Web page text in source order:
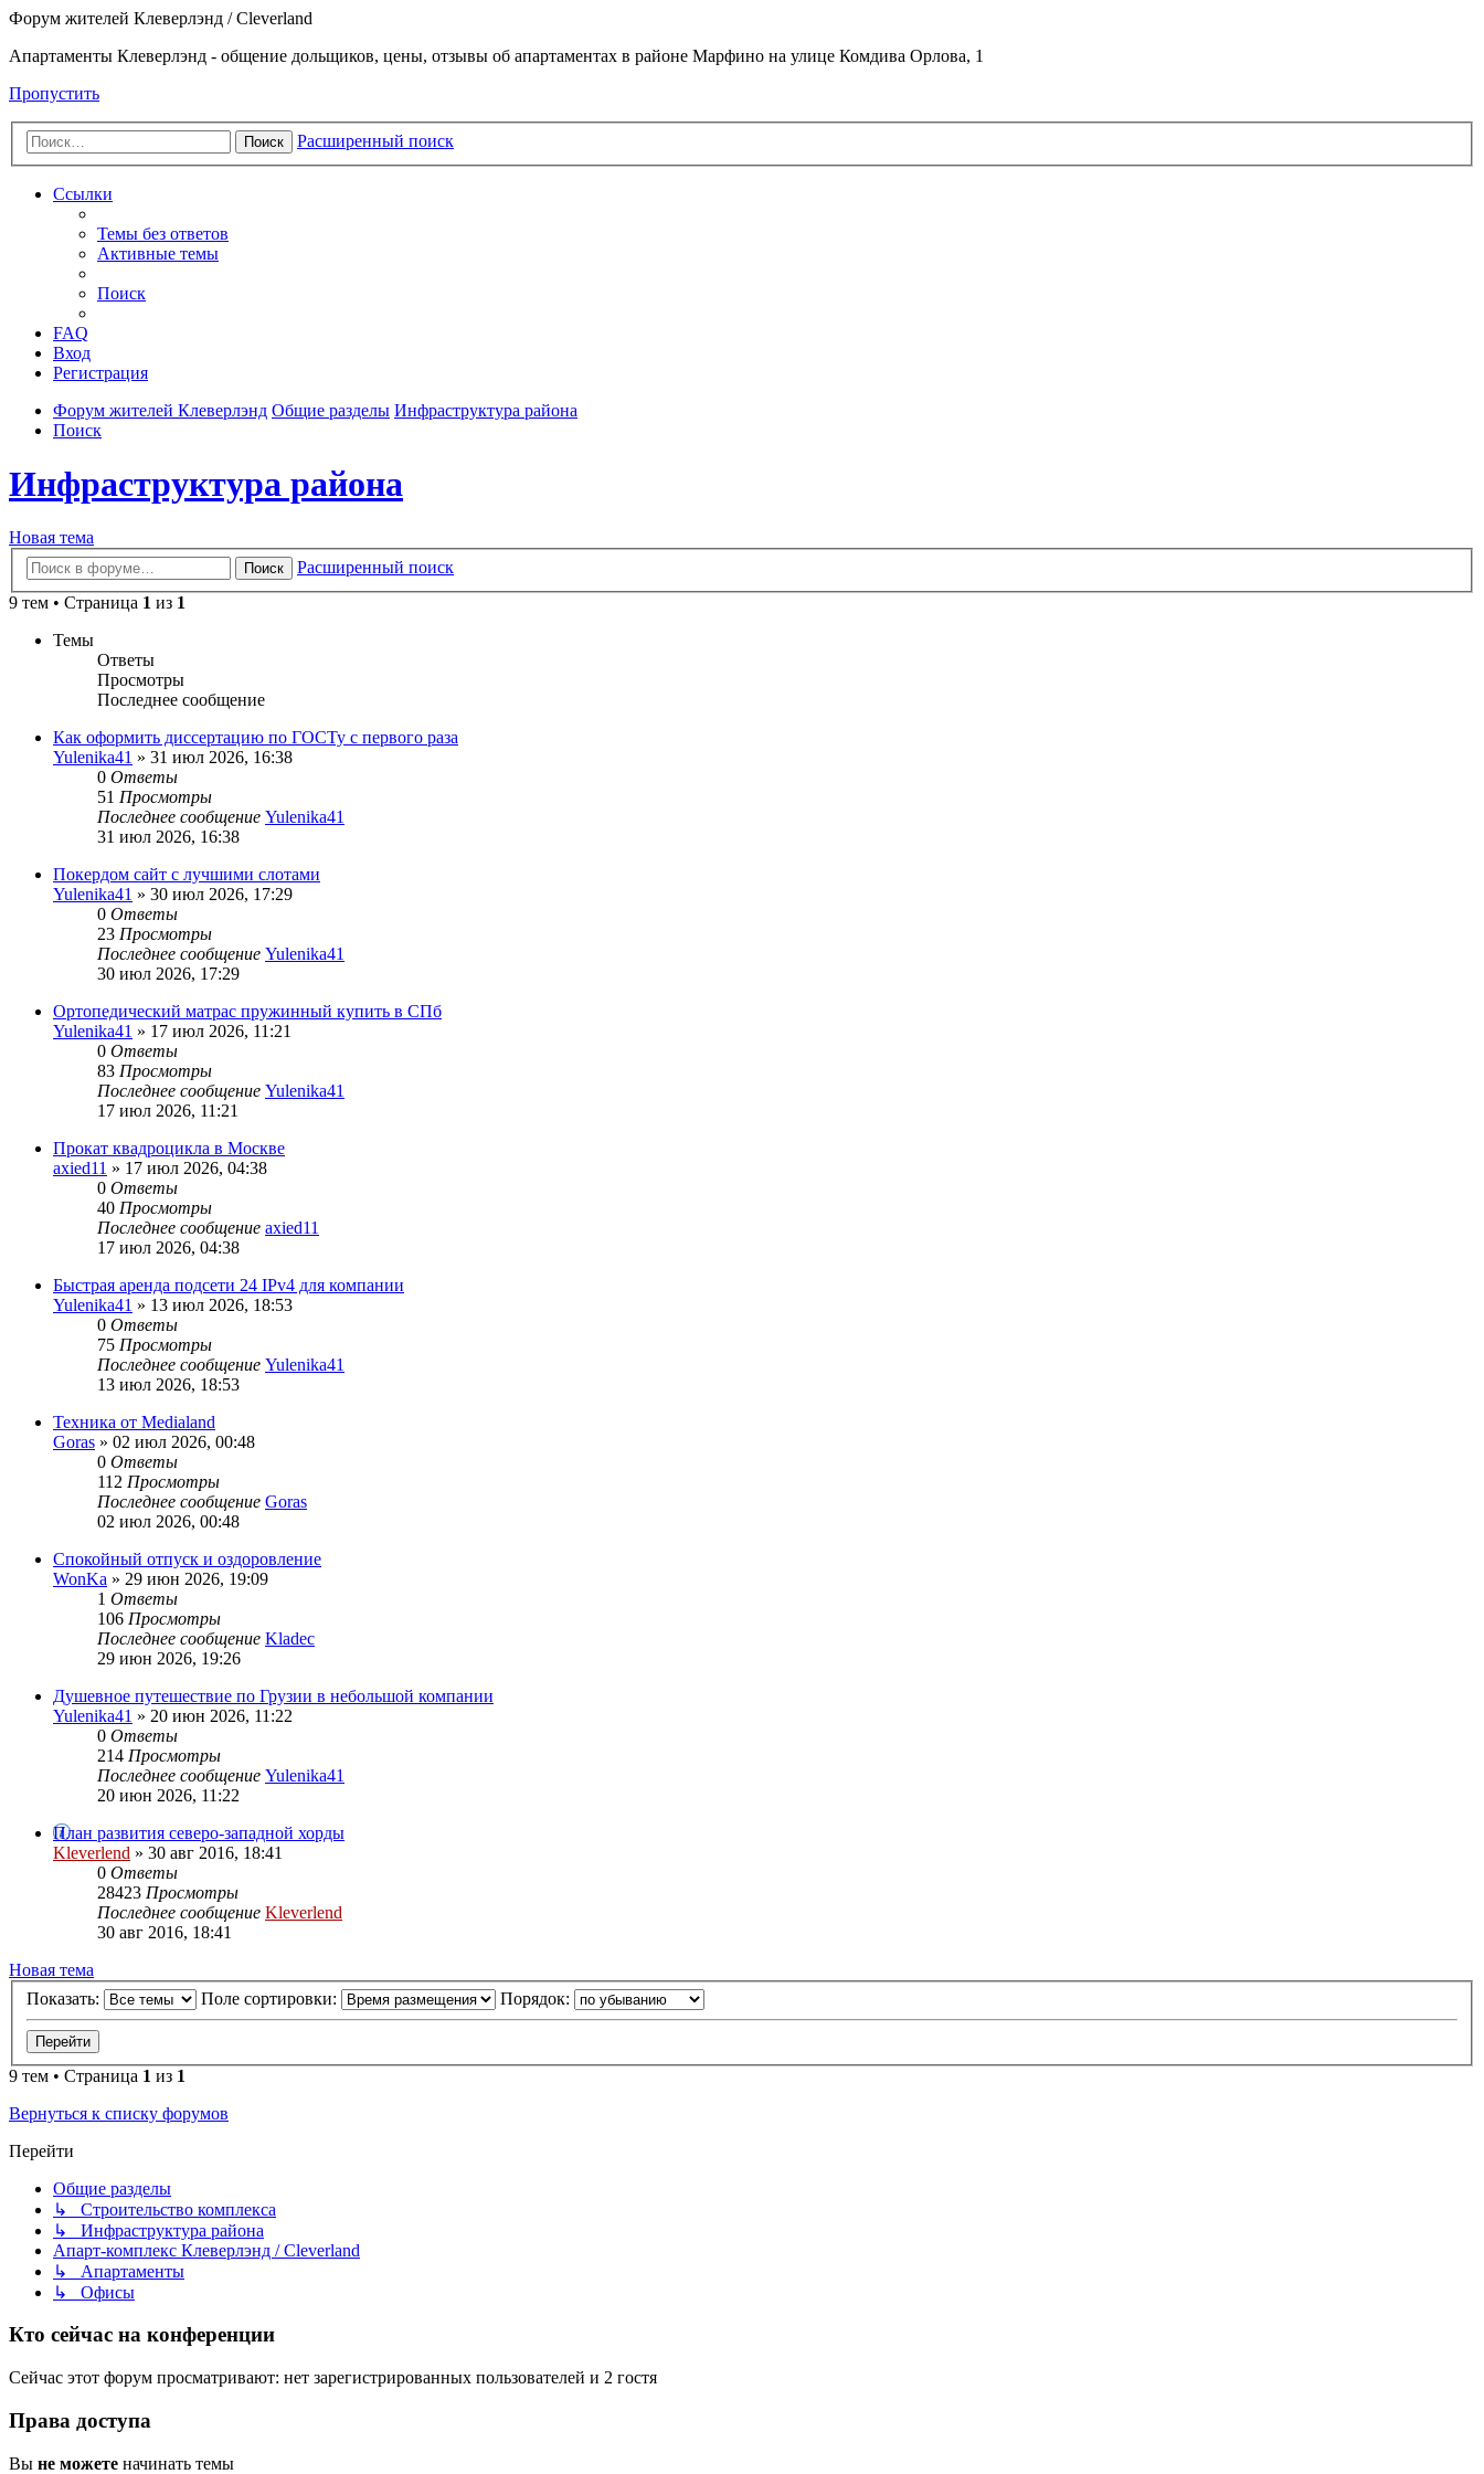
Форум жителей Клеверлэнд / Cleverland
Апартаменты Клеверлэнд - общение дольщиков, цены, отзывы об апартаментах в районе Марфино на улице Комдива Орлова, 1
Пропустить
Поиск Расширенный поиск
Ссылки
Темы без ответов
Активные темы
Поиск
FAQ
Вход
Регистрация
Форум жителей Клеверлэнд Общие разделы Инфраструктура района
Поиск
Инфраструктура района
Новая тема
Поиск
Расширенный поиск
9 тем • Страница 1 из 1
Темы
Ответы
Просмотры
Последнее сообщение
Как оформить диссертацию по ГОСТу с первого раза
Yulenika41 » 31 июл 2026, 16:38
0 Ответы
51 Просмотры
Последнее сообщение Yulenika41
31 июл 2026, 16:38
Покердом сайт с лучшими слотами
Yulenika41 » 30 июл 2026, 17:29
0 Ответы
23 Просмотры
Последнее сообщение Yulenika41
30 июл 2026, 17:29
Ортопедический матрас пружинный купить в СПб
Yulenika41 » 17 июл 2026, 11:21
0 Ответы
83 Просмотры
Последнее сообщение Yulenika41
17 июл 2026, 11:21
Прокат квадроцикла в Москве
axied11 » 17 июл 2026, 04:38
0 Ответы
40 Просмотры
Последнее сообщение axied11
17 июл 2026, 04:38
Быстрая аренда подсети 24 IPv4 для компании
Yulenika41 » 13 июл 2026, 18:53
0 Ответы
75 Просмотры
Последнее сообщение Yulenika41
13 июл 2026, 18:53
Техника от Medialand
Goras » 02 июл 2026, 00:48
0 Ответы
112 Просмотры
Последнее сообщение Goras
02 июл 2026, 00:48
Спокойный отпуск и оздоровление
WonKa » 29 июн 2026, 19:09
1 Ответы
106 Просмотры
Последнее сообщение Kladec
29 июн 2026, 19:26
Душевное путешествие по Грузии в небольшой компании
Yulenika41 » 20 июн 2026, 11:22
0 Ответы
214 Просмотры
Последнее сообщение Yulenika41
20 июн 2026, 11:22
План развития северо-западной хорды
Kleverlend » 30 авг 2016, 18:41
0 Ответы
28423 Просмотры
Последнее сообщение Kleverlend
30 авг 2016, 18:41
Новая тема
Показать:
Поле сортировки: Порядок:
9 тем • Страница 1 из 1
Вернуться к списку форумов
Перейти
Общие разделы
↳ Строительство комплекса
↳ Инфраструктура района
Апарт-комплекс Клеверлэнд / Cleverland
↳ Апартаменты
↳ Офисы
Кто сейчас на конференции
Сейчас этот форум просматривают: нет зарегистрированных пользователей и 2 гостя
Права доступа
Вы не можете начинать темы